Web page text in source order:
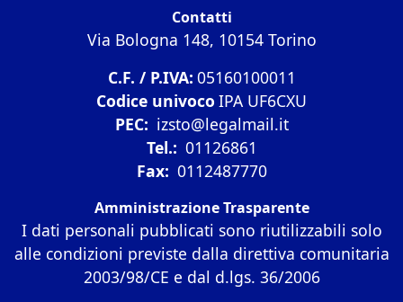
Contatti
Via Bologna 148, 10154 Torino
C.F. / P.IVA: 05160100011
Codice univoco IPA UF6CXU
PEC: izsto@legalmail.it
Tel.: 01126861
Fax: 0112487770
Amministrazione Trasparente
I dati personali pubblicati sono riutilizzabili solo
alle condizioni previste dalla direttiva comunitaria
2003/98/CE e dal d.lgs. 36/2006